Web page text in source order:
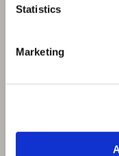
Statistics
Marketing